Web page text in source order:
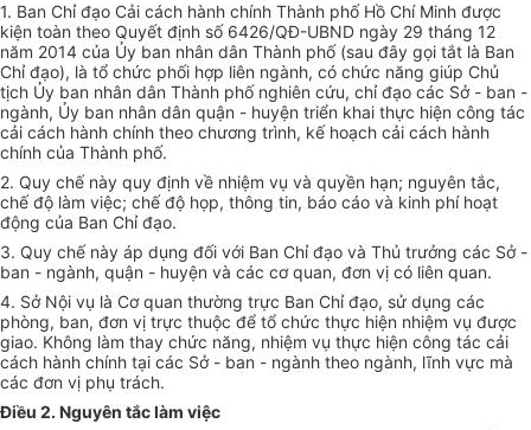
1. Ban Chỉ đạo Cải cách hành chính Thành phố Hồ Chí Minh được
kiện toàn theo Quyết định số 6426/QĐ-UBND ngày 29 tháng 12
năm 2014 của Ủy ban nhân dân Thành phố (sau đây gọi tắt là Ban
Chỉ đạo), là tổ chức phối hợp liên ngành, có chức năng giúp Chủ
tịch Ủy ban nhân dân Thành phố nghiên cứu, chỉ đạo các Sở - ban -
ngành, Ủy ban nhân dân quận - huyện triển khai thực hiện công tác
cải cách hành chính theo chương trình, kế hoạch cải cách hành
chính của Thành phố.
2. Quy chế này quy định về nhiệm vụ và quyền hạn; nguyên tắc,
chế độ làm việc; chế độ họp, thông tin, báo cáo và kinh phí hoạt
động của Ban Chỉ đạo.
3. Quy chế này áp dụng đối với Ban Chỉ đạo và Thủ trưởng các Sở -
ban - ngành, quận - huyện và các cơ quan, đơn vị có liên quan.
4. Sở Nội vụ là Cơ quan thường trực Ban Chỉ đạo, sử dụng các
phòng, ban, đơn vị trực thuộc để tổ chức thực hiện nhiệm vụ được
giao. Không làm thay chức năng, nhiệm vụ thực hiện công tác cải
cách hành chính tại các Sở - ban - ngành theo ngành, lĩnh vực mà
các đơn vị phụ trách.
Điều 2. Nguyên tắc làm việc